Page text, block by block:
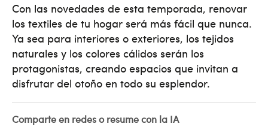
Con las novedades de esta temporada, renovar
los textiles de tu hogar será más fácil que nunca.
Ya sea para interiores o exteriores, los tejidos
naturales y los colores cálidos serán los
protagonistas, creando espacios que invitan a
disfrutar del otoño en todo su esplendor.
Comparte en redes o resume con la IA